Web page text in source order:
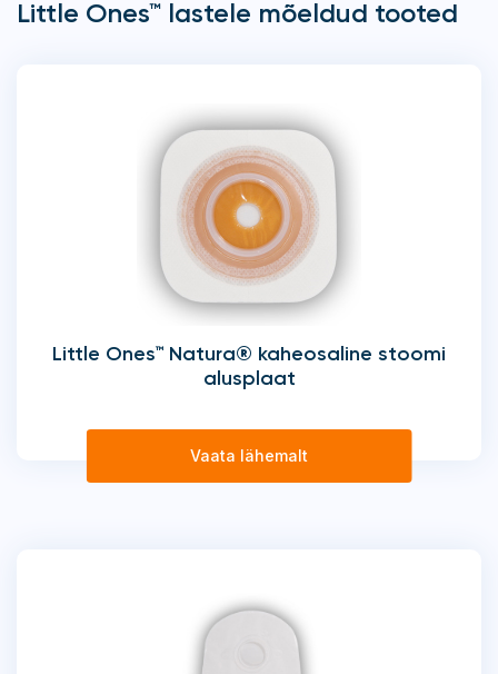
Little Ones™ lastele mõeldud tooted
Little Ones™ Natura® kaheosaline stoomi
alusplaat
Vaata lähemalt